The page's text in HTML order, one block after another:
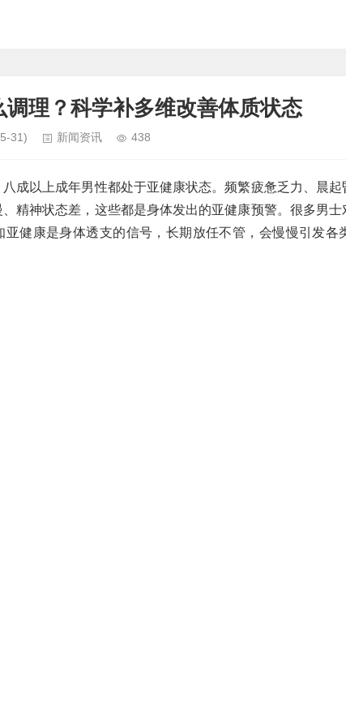
调理？科学补多维改善体质状态
31) 新闻资讯 438
成以上成年男性都处于亚健康状态。频繁疲惫乏力、晨
精神状态差，这些都是身体发出的亚健康预警。很多男
亚健康是身体透支的信号，长期放任不管，会慢慢引发各